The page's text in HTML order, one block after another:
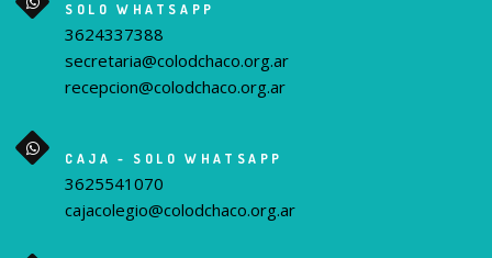
SOLO WHATSAPP
3624337388
secretaria@colodchaco.org.ar
recepcion@colodchaco.org.ar
CAJA - SOLO WHATSAPP
3625541070
cajacolegio@colodchaco.org.ar